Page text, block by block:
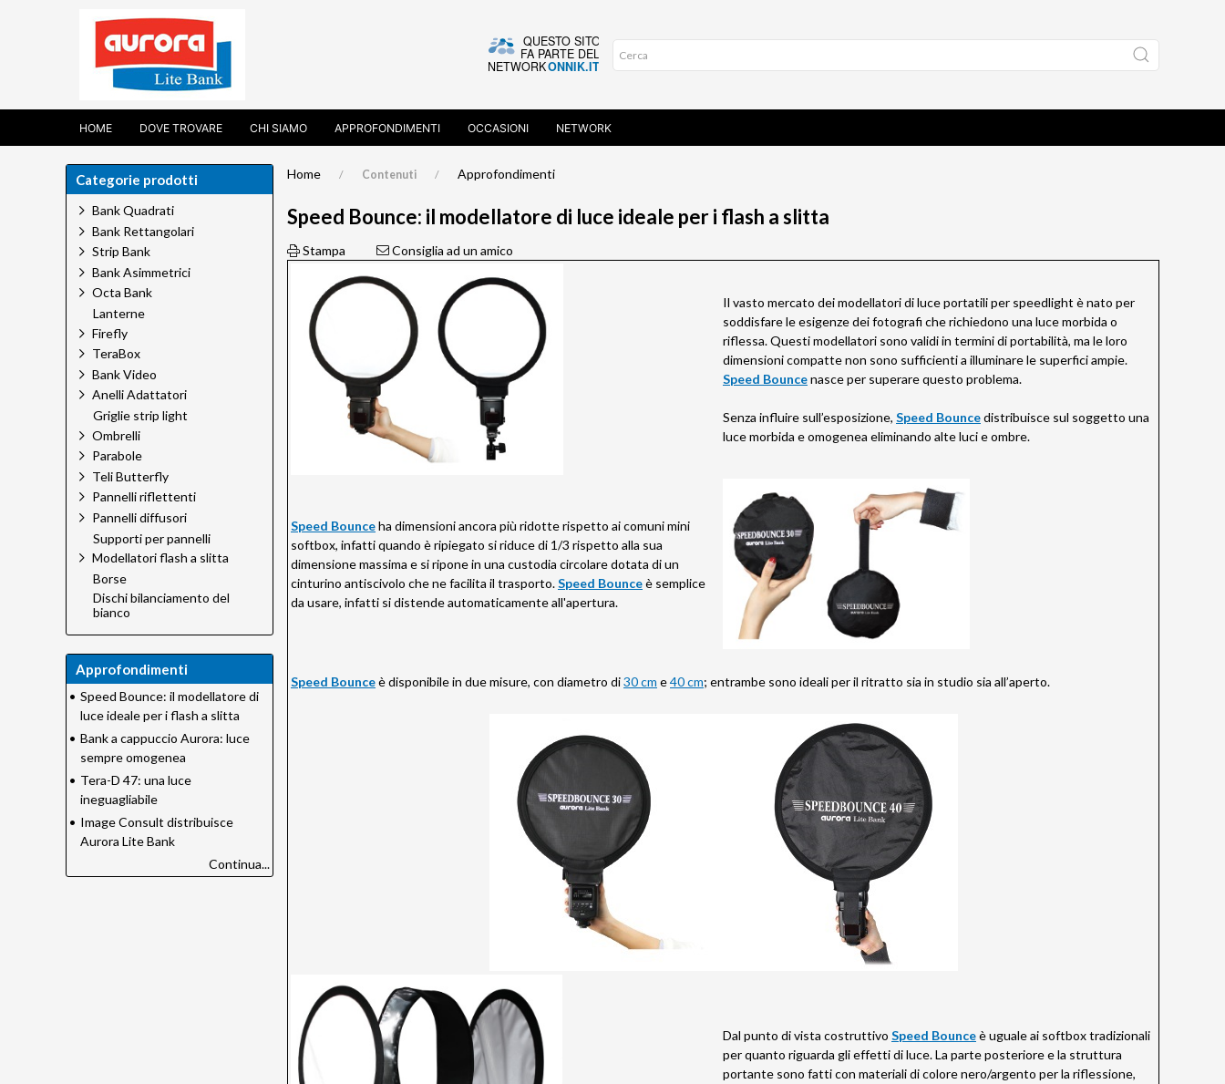
HOME DOVE TROVARE CHI SIAMO APPROFONDIMENTI OCCASIONI NETWORK
Home Contenuti Approfondimenti
Speed Bounce: il modellatore di luce ideale per i flash a slitta
Stampa Consiglia ad un amico
Il vasto mercato dei modellatori di luce portatili per speedlight è nato per
soddisfare le esigenze dei fotografi che richiedono una luce morbida o
riflessa. Questi modellatori sono validi in termini di portabilità, ma le loro
dimensioni compatte non sono sufficienti a illuminare le superfici ampie.
Speed Bouncenasce per superare questo problema.
Senza influire sull’esposizione, Speed Bouncedistribuisce sul soggetto una
luce morbida e omogenea eliminando alte luci e ombre.
Speed Bounceha dimensioni ancora più ridotte rispetto ai comuni mini
softbox, infatti quando è ripiegato si riduce di 1/3 rispetto alla sua
dimensione massima e si ripone in una custodia circolare dotata di un
cinturino antiscivolo che ne facilita il trasporto.Speed Bounceè semplice
da usare, infatti si distende automaticamente all'apertura.
Speed Bounceè disponibile in due misure, con diametro di30 cm e40 cm; entrambe sono ideali per il ritratto sia in studio sia all’aperto.
Dal punto di vista costruttivo Speed Bounceè uguale ai softbox tradizionali
per quanto riguarda gli effetti di luce. La parte posteriore e la struttura
portante sono fatti con materiali di colore nero/argento per la riflessione,
Categorie prodotti
Bank Quadrati
Bank Rettangolari
Strip Bank
Bank Asimmetrici
Octa Bank
Lanterne
Firefly
TeraBox
Bank Video
Anelli Adattatori
Griglie strip light
Ombrelli
Parabole
Teli Butterfly
Pannelli riflettenti
Pannelli diffusori
Supporti per pannelli
Modellatori flash a slitta
Borse
Dischi bilanciamento del
bianco
Approfondimenti
• Speed Bounce: il modellatore di
luce ideale per i flash a slitta
• Bank a cappuccio Aurora: luce
sempre omogenea
• Tera-D 47: una luce
ineguagliabile
• Image Consult distribuisce
Aurora Lite Bank
Continua...